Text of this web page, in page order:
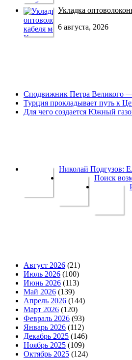
Укладка
6 августа, 2026
Сподвижник Петра Великого
Турция прокладывает путь к
Для чего создается Южный
Николай Подгузов:
Поиск
Август 2026 (21)
Июль 2026 (100)
Июнь 2026 (113)
Май 2026 (139)
Апрель 2026 (144)
Март 2026 (120)
Февраль 2026 (93)
Январь 2026 (112)
Декабрь 2025 (146)
Ноябрь 2025 (109)
Октябрь 2025 (124)